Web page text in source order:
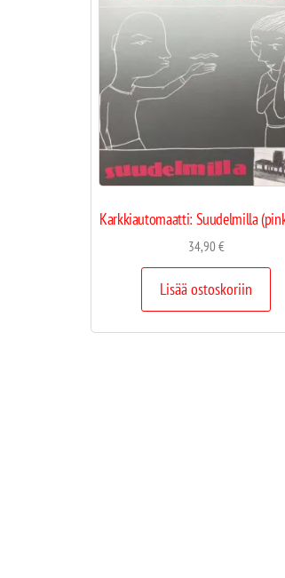
Karkkiautomaatti: Suudelmilla
34,90€
Lisää ostoskoriin